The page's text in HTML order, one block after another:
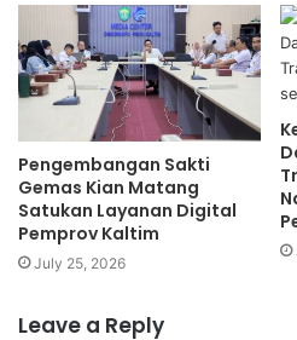
kuat atas nasib bangsanya
hartal relevan digerakkan untuk
Kader HMI sebagai kumpulan
selayaknya melakukan
penjajahan ekonomi asing yang
Tidak bisa kita terus-menerus
dininabobokkan oleh kekuatan
berada dalam posisi
bangsa.
Pengembangan Sakti
Gemas Kian Matang
Satukan Layanan Digital
Pemprov Kaltim
July 25, 2026
Leave a Reply